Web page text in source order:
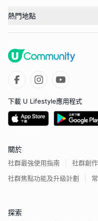
熱門地點
下載 U Lifestyle應用程式
關於
社群最強使用指南
社群創
社群焦點功能及升級計劃
探索